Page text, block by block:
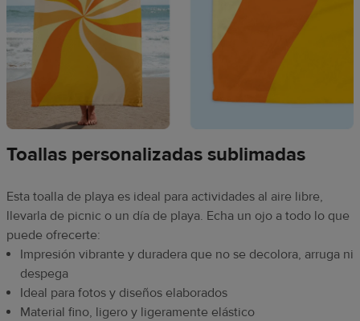
Toallas personalizadas sublimadas
Esta toalla de playa es ideal para actividades al aire libre,
llevarla de picnic o un día de playa. Echa un ojo a todo lo que
puede ofrecerte:
Impresión vibrante y duradera que no se decolora, arruga ni
despega
Ideal para fotos y diseños elaborados
Material fino, ligero y ligeramente elástico